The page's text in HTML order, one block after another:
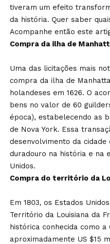
tiveram um efeito
da história. Quer saber
Acompanhe então este
Compra da ilha de
Uma das licitações mais
compra da ilha de
holandeses em 1626. O
bens no valor de 60
época), estabelecendo as
de Nova York. Essa
desenvolvimento da
duradouro na história e na
Unidos.
Compra do território da
Em 1803, os Estados
Território da Louisiana da
histórica conhecida como a
aproximadamente US $15